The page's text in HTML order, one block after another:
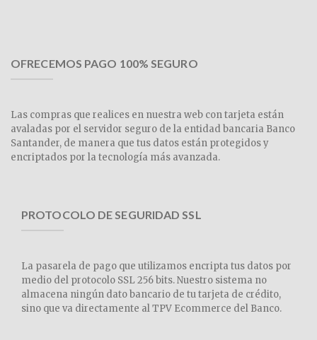
OFRECEMOS PAGO 100% SEGURO
Las compras que realices en nuestra web con tarjeta están
avaladas por el servidor seguro de la entidad bancaria Banco
Santander, de manera que tus datos están protegidos y
encriptados por la tecnología más avanzada.
PROTOCOLO DE SEGURIDAD SSL
La pasarela de pago que utilizamos encripta tus datos por
medio del protocolo SSL 256 bits. Nuestro sistema no
almacena ningún dato bancario de tu tarjeta de crédito,
sino que va directamente al TPV Ecommerce del Banco.